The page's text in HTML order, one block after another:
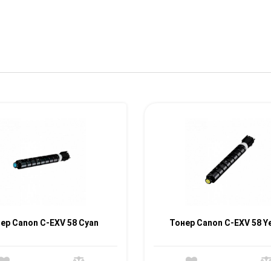
Canon C-EXV 58 Cyan Тонер Canon C-EXV 58